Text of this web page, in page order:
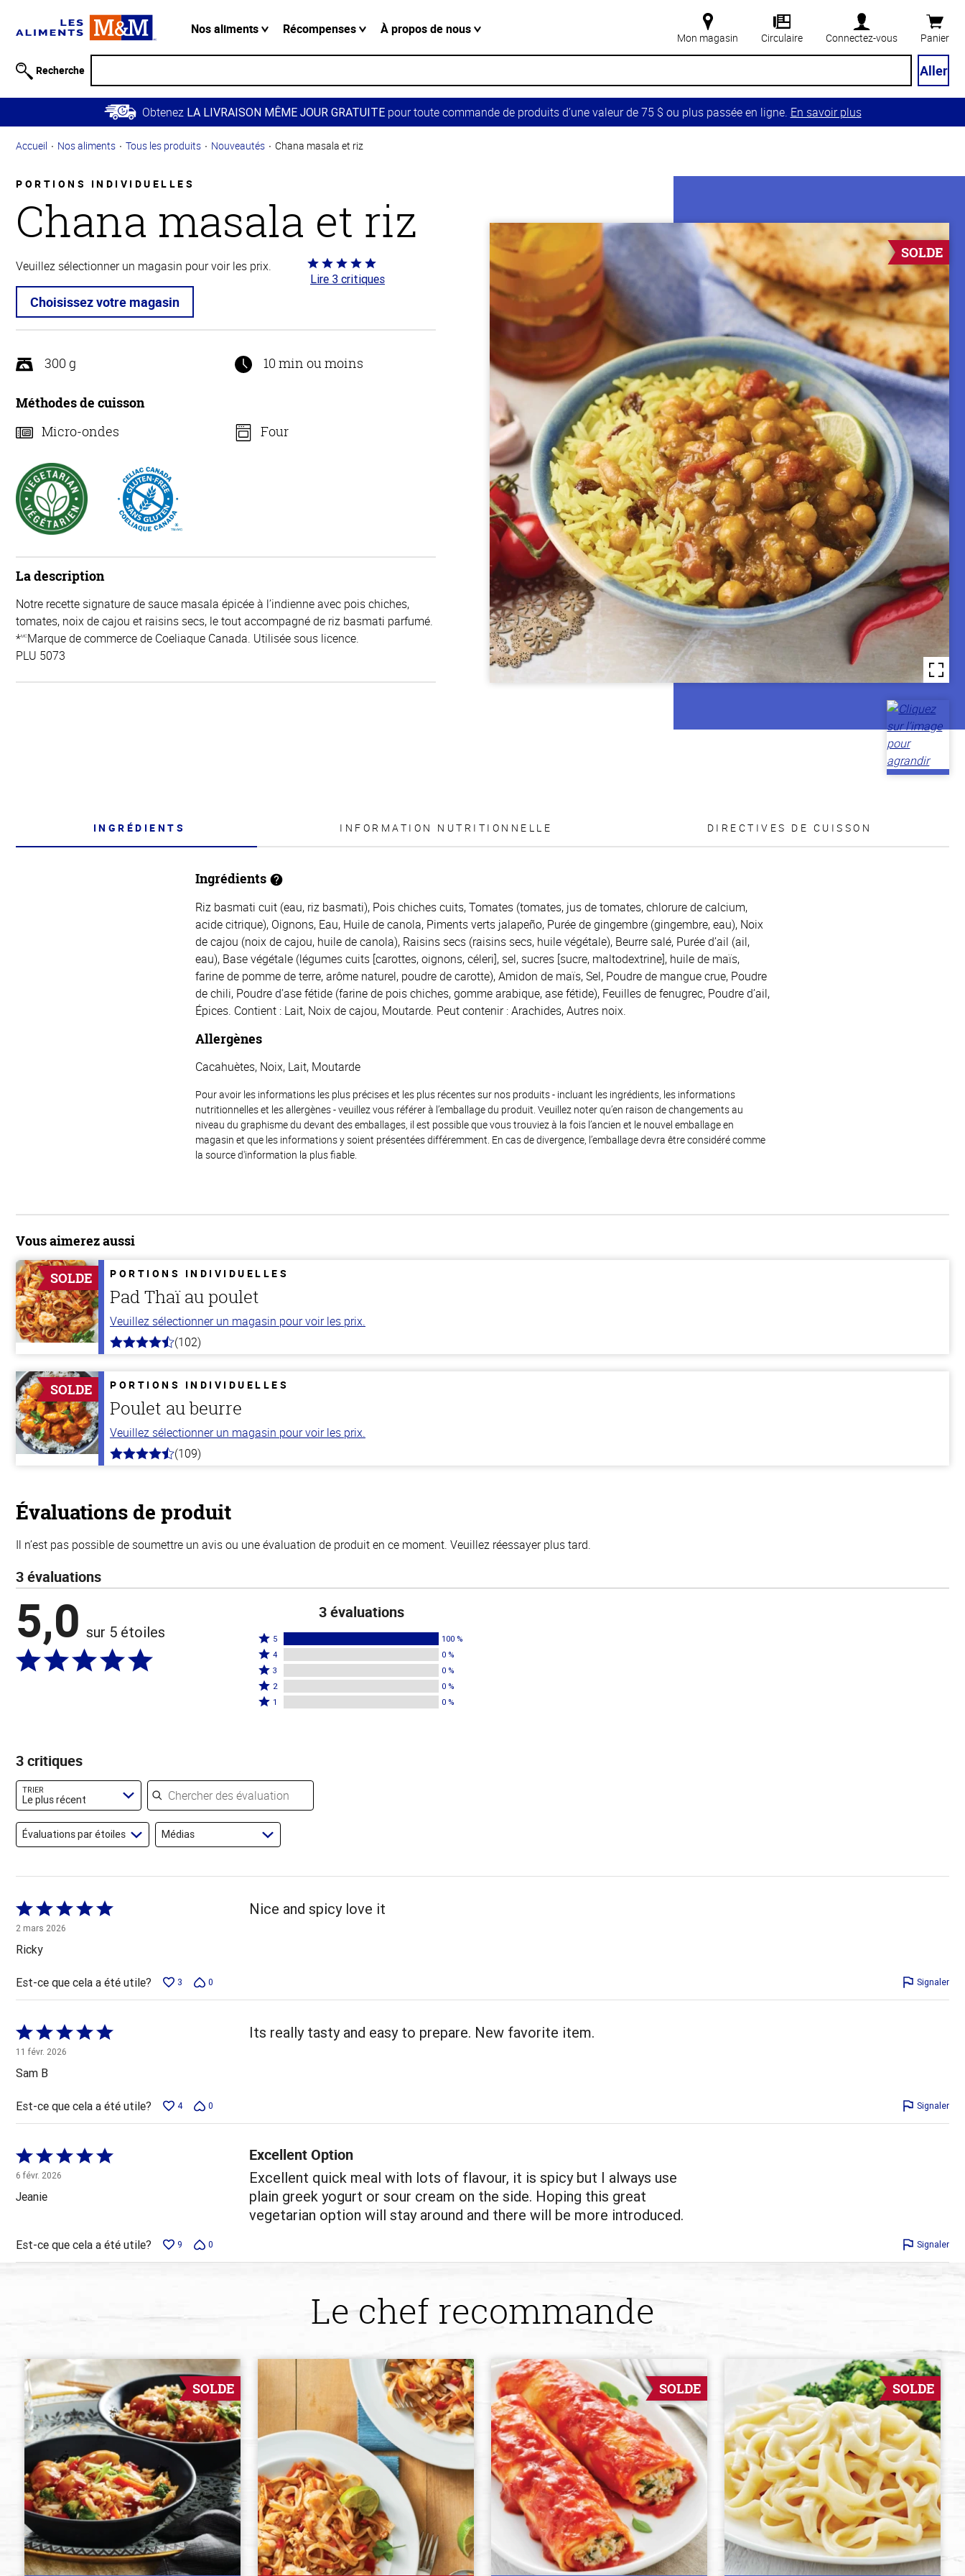
relative à
Passer
contenu
Retour à
principale
Nos aliments Récompenses À propos de nous
Mon magasin Circulaire Connectez-vous Panier
Recherche Aller
Obtenez LA LIVRAISON MÊME JOUR GRATUITEpour toute commande de produits d’une valeur de 75 $ ou plus passée en ligne. En savoir plus
Accueil Nos aliments Tous les produits Nouveautés Chana masala et riz
PORTIONS INDIVIDUELLES
Chana masala et riz
SOLDE
Veuillez sélectionner un magasin pour voir les prix.
Choisissez votre magasin
Coté
5 sur
Lire 3 critiques
300 g 10 min ou moins
Méthodes de cuisson
Micro-ondes
Four
La description
Notre recette signature de sauce masala épicée à l’indienne avec pois chiches,
tomates, noix de cajou et raisins secs, le tout accompagné de riz basmati parfumé.
*MCMarque de commerce de Coeliaque Canada. Utilisée sous licence.
PLU 5073
INGRÉDIENTS INFORMATION NUTRITIONNELLE DIRECTIVES DE CUISSON
Ingrédients
Riz basmati cuit (eau, riz basmati), Pois chiches cuits, Tomates (tomates, jus de tomates, chlorure de calcium,
acide citrique), Oignons, Eau, Huile de canola, Piments verts jalapeño, Purée de gingembre (gingembre, eau), Noix
de cajou (noix de cajou, huile de canola), Raisins secs (raisins secs, huile végétale), Beurre salé, Purée d’ail (ail,
eau), Base végétale (légumes cuits [carottes, oignons, céleri], sel, sucres [sucre, maltodextrine], huile de maïs,
farine de pomme de terre, arôme naturel, poudre de carotte), Amidon de maïs, Sel, Poudre de mangue crue, Poudre
de chili, Poudre d’ase fétide (farine de pois chiches, gomme arabique, ase fétide), Feuilles de fenugrec, Poudre d’ail,
Épices. Contient : Lait, Noix de cajou, Moutarde. Peut contenir : Arachides, Autres noix.
Allergènes
Cacahuètes, Noix, Lait, Moutarde
Pour avoir les informations les plus précises et les plus récentes sur nos produits - incluant les ingrédients, les informations
nutritionnelles et les allergènes - veuillez vous référer à l’emballage du produit. Veuillez noter qu’en raison de changements au
niveau du graphisme du devant des emballages, il est possible que vous trouviez à la fois l’ancien et le nouvel emballage en
magasin et que les informations y soient présentées différemment. En cas de divergence, l’emballage devra être considéré comme
la source d'information la plus fiable.
Vous aimerez aussi
SOLDE PORTIONS INDIVIDUELLES
Pad Thaï au poulet
Veuillez sélectionner un magasin pour voir les prix.
4.3
5
stars
(102)
SOLDE PORTIONS INDIVIDUELLES
Poulet au beurre
Veuillez sélectionner un magasin pour voir les prix.
4.3
stars
(109)
Évaluations de produit
Il n’est pas possible de soumettre un avis ou une évaluation de produit en ce moment. Veuillez réessayer plus tard.
3 évaluations
5,0 sur 5 étoiles
3 évaluations
Coté
5
étoiles
par
100 %
5 100 %
Coté
4
étoiles
par
4 0 %
Coté
3
étoiles
3 0 %
Coté
2
évaluateurs
2 0 %
Coté1 0 %
3 critiques
TRIER
Le plus récent
Chercher des évaluations
Évaluations par étoiles Médias
Coté
5 sur
5
2 mars 2026
Ricky
Nice and spicy love it
Est-ce que cela a été utile? 3 0 Signaler
Coté
5 sur
5
11 févr. 2026
Sam B
Its really tasty and easy to prepare. New favorite item.
Est-ce que cela a été utile? 4 0 Signaler
Coté
5 sur
5
6 févr. 2026
Jeanie
Excellent Option
Excellent quick meal with lots of flavour, it is spicy but I always use
plain greek yogurt or sour cream on the side. Hoping this great
vegetarian option will stay around and there will be more introduced.
Est-ce que cela a été utile? 9 0 Signaler
Le chef recommande
SOLDE SOLDE SOLDE